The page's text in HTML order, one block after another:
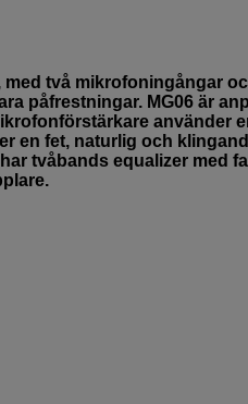
med två mikrofoningångar
påfrestningar. MG06 är
använder
en fet, naturlig och
tvåbands equalizer med